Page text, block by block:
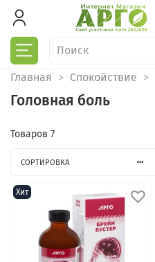
Главная Спокойствие
Головная боль
Товаров 7
СОРТИРОВКА
Хит